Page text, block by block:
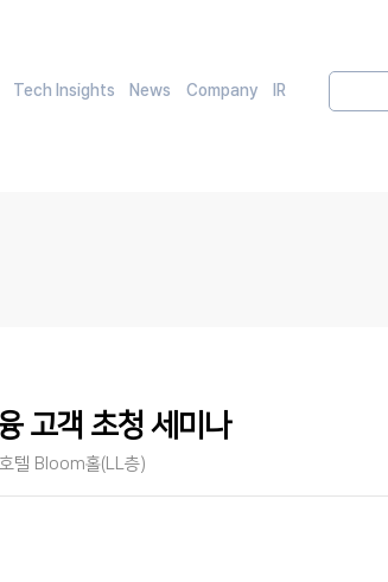
Tech Insights News Company IR
고객 초청 세미나
텔 Bloom홀(LL층)